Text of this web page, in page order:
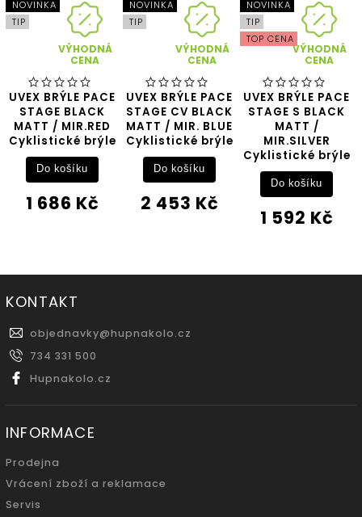
NOVINKA
TIP
VÝHODNÁ
CENA
UVEX BRÝLE PACE
STAGE BLACK
MATT / MIR.RED
Cyklistické brýle
1 686 Kč
Do košíku
NOVINKA
TIP
VÝHODNÁ
CENA
UVEX BRÝLE PACE
STAGE CV BLACK
MATT / MIR. BLUE
Cyklistické brýle
2 453 Kč
Do košíku
NOVINKA
TIP
TOP CENA
VÝHODNÁ
CENA
UVEX BRÝLE PACE
STAGE S BLACK
MATT /
MIR.SILVER
Cyklistické brýle
1 592 Kč
Do košíku
KONTAKT
objednavky@hupnakolo.cz
734 331 500
Hupnakolo.cz
INFORMACE
Prodejna
Vrácení zboží a reklamace
Servis